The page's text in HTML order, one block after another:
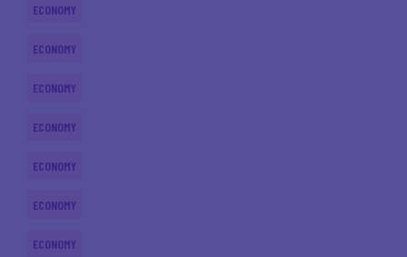
ECONOMY
ECONOMY
ECONOMY
ECONOMY
ECONOMY
ECONOMY
ECONOMY